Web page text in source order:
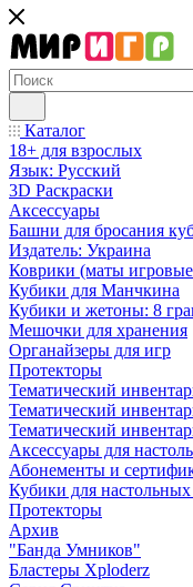
Каталог
18+ для взрослых
Язык: Русский
3D Раскраски
Аксессуары
Башни для бросания
Издатель: Украина
Коврики (маты
Кубики для Манчкина
Кубики и жетоны: 8
Мешочки для хранения
Органайзеры для игр
Протекторы
Тематический
Тематический
Тематический
Аксессуары для
Абонементы и
Кубики для
Протекторы
Архив
"Банда Умников"
Бластеры Xploderz